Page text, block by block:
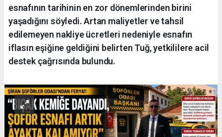
esnafının tarihinin en zor dönemlerinden birini
yaşadığını söyledi. Artan maliyetler ve tahsil
edilemeyen nakliye ücretleri nedeniyle esnafın
iflasın eşiğine geldiğini belirten Tuğ, yetkililere acil
destek çağrısında bulundu.